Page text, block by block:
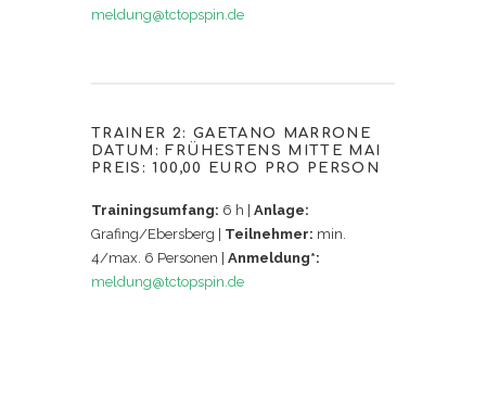
meldung@tctopspin.de
TRAINER 2: GAETANO MARRONE
DATUM: FRÜHESTENS MITTE MAI
PREIS: 100,00 EURO PRO PERSON
Trainingsumfang: 6 h | Anlage:
Grafing/Ebersberg | Teilnehmer: min.
4/max. 6 Personen | Anmeldung*:
meldung@tctopspin.de